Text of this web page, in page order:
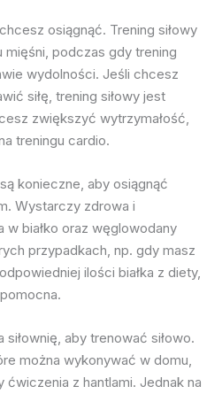
osiągnąć. Trening siłowy
mięśni, podczas gdy trening
wydolności. Jeśli chcesz
siłę, trening siłowy jest
zwiększyć wytrzymałość,
treningu cardio.
konieczne, aby osiągnąć
Wystarczy zdrowa i
w białko oraz węglowodany
przypadkach, np. gdy masz
ilości białka z diety,
aby trenować siłowo.
można wykonywać w domu,
z hantlami. Jednak na